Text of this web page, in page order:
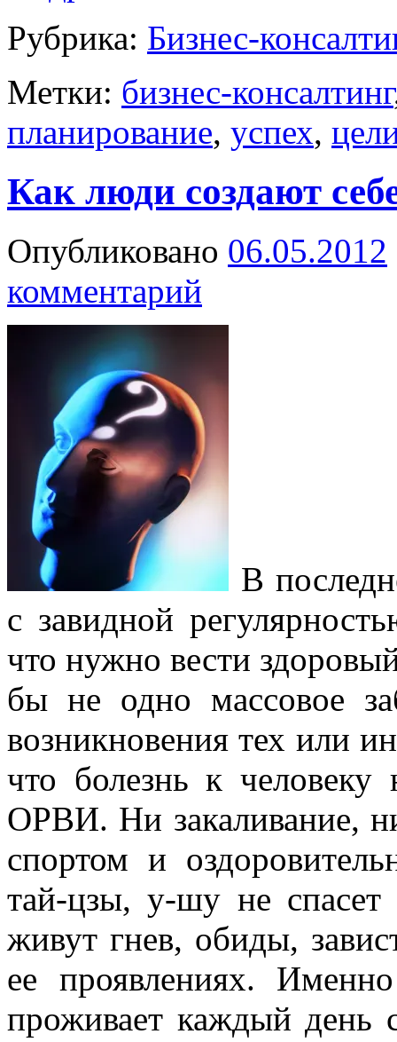
Рубрика: Бизнес-
Метки: бизнес-консалтинг
планирование, успех,
Как люди создают
Опубликовано 06.05.2012
комментарий
В
с завидной
что нужно вести
бы не одно массовое
возникновения тех или
что болезнь к
ОРВИ. Ни закаливание,
спортом и
тай-цзы, у-шу не спасет
живут гнев, обиды,
ее проявлениях.
проживает каждый день